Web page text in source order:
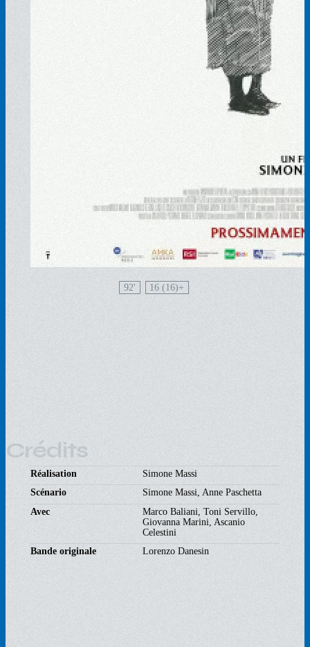
92' 16 (16)
Crédits
Réalisation
Simone Massi
Scénario
Simone Massi, Anne Paschetta
Avec
Marco Baliani, Toni Servillo,
Giovanna Marini, Ascanio
Celestini
Bande originale
Lorenzo Danesin